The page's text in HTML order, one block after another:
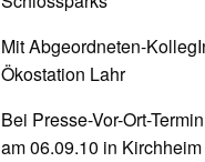
Mit Abgeordneten-
Ökostation Lahr
Bei Presse-Vor-Ort-
am 06.09.10 in Kirchheim